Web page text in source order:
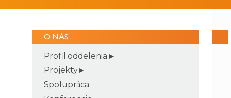
O NÁS
Profil oddelenia
Projekty
Spolupráca